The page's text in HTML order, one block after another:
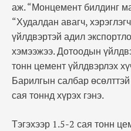
аж. “Монцемент билдинг
“Худалдан авагч,
үйлдвэртэй адил
хэмээжээ. Дотоодын
тонн цемент үйлдвэрлэх
Барилгын салбар
сая тоннд хүрэх гэнэ.
Тэгэхээр 1.5-2 сая тонн